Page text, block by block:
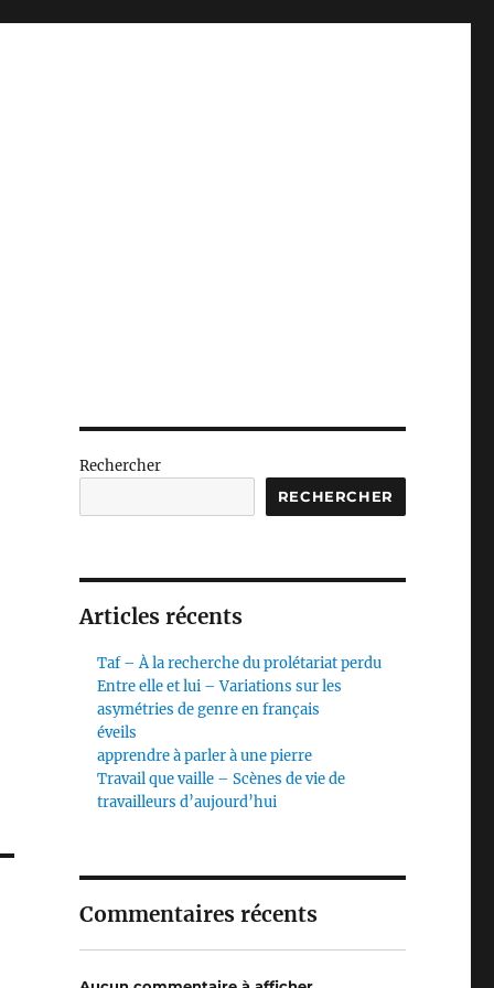
Rechercher
RECHERCHER
Articles récents
Taf – À la recherche du prolétariat perdu
Entre elle et lui – Variations sur les
asymétries de genre en français
éveils
apprendre à parler à une pierre
Travail que vaille – Scènes de vie de
travailleurs d’aujourd’hui
Commentaires récents